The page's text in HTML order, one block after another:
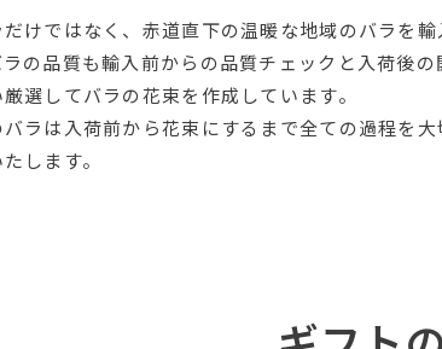
けではなく、赤道直下の温暖な地域のバラを輸
の品質も輸入前からの品質チェックと入荷後の
選してバラの花束を作成しています。
ラは入荷前から花束にするまで全ての過程を大
します。